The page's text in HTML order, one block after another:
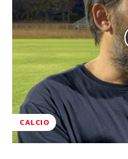
CALCIO